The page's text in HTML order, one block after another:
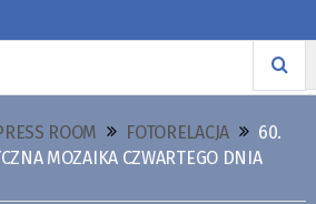
ROOM FOTORELACJA
60.
MOZAIKA CZWARTEGO DNIA